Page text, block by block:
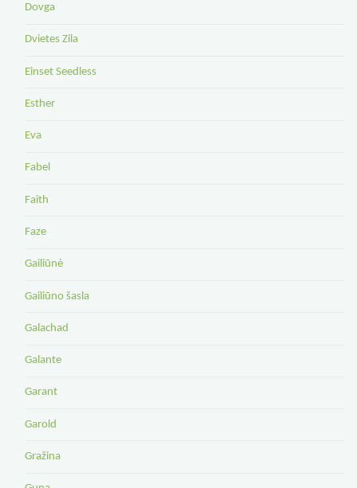
Dovga
Dvietes Zila
Einset Seedless
Esther
Eva
Fabel
Faith
Faze
Gailiūnė
Gailiūno šasla
Galachad
Galante
Garant
Garold
Gražina